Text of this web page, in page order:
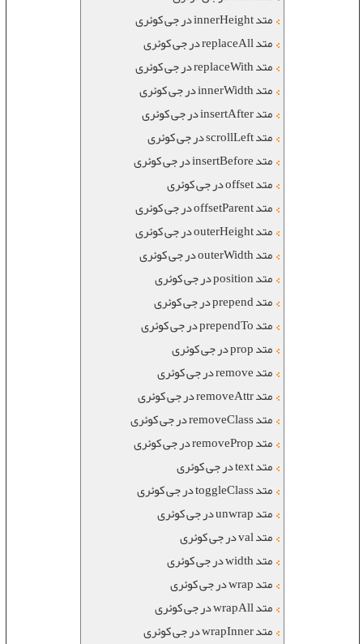
متد innerHeight در جی کوئری
متد replaceAll در جی کوئری
متد replaceWith در جی کوئری
متد innerWidth در جی کوئری
متد insertAfter در جی کوئری
متد scrollLeft در جی کوئری
متد insertBefore در جی کوئری
متد offset در جی کوئری
متد offsetParent در جی کوئری
متد outerHeight در جی کوئری
متد outerWidth در جی کوئری
متد position در جی کوئری
متد prepend در جی کوئری
متد prependTo در جی کوئری
متد prop در جی کوئری
متد remove در جی کوئری
متد removeAttr در جی کوئری
متد removeClass در جی کوئری
متد removeProp در جی کوئری
متد text در جی کوئری
متد toggleClass در جی کوئری
متد unwrap در جی کوئری
متد val در جی کوئری
متد width در جی کوئری
متد wrap در جی کوئری
متد wrapAll در جی کوئری
متد wrapInner در جی کوئری